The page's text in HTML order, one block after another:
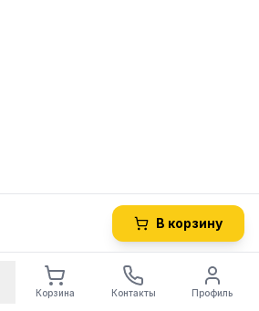
В корзину
Корзина Контакты Профиль